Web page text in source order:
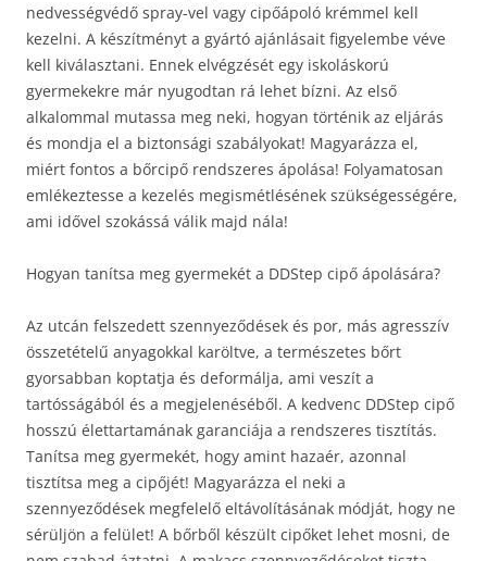
nedvességvédő spray-vel vagy cipőápoló krémmel kell
kezelni. A készítményt a gyártó ajánlásait figyelembe véve
kell kiválasztani. Ennek elvégzését egy iskoláskorú
gyermekekre már nyugodtan rá lehet bízni. Az első
alkalommal mutassa meg neki, hogyan történik az eljárás
és mondja el a biztonsági szabályokat! Magyarázza el,
miért fontos a bőrcipő rendszeres ápolása! Folyamatosan
emlékeztesse a kezelés megismétlésének szükségességére,
ami idővel szokássá válik majd nála!
Hogyan tanítsa meg gyermekét a DDStep cipő ápolására?
Az utcán felszedett szennyeződések és por, más agresszív
összetételű anyagokkal karöltve, a természetes bőrt
gyorsabban koptatja és deformálja, ami veszít a
tartósságából és a megjelenéséből. A kedvenc DDStep cipő
hosszú élettartamának garanciája a rendszeres tisztítás.
Tanítsa meg gyermekét, hogy amint hazaér, azonnal
tisztítsa meg a cipőjét! Magyarázza el neki a
szennyeződések megfelelő eltávolításának módját, hogy ne
sérüljön a felület! A bőrből készült cipőket lehet mosni, de